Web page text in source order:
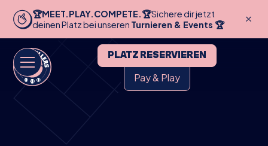
🏆MEET.PLAY.COMPETE.🏆Sichere dir jetzt
deinen Platz bei unseren Turnieren & Events 🏆
PLATZ RESERVIEREN
Pay & Play